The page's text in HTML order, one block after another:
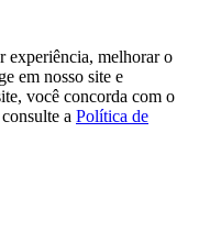
experiência, melhorar o
em nosso site e
você concorda com o
a Política de